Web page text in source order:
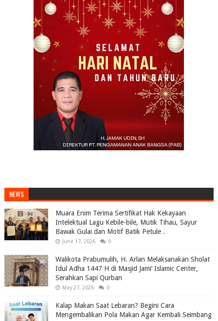
NEWS
Muara Enim Terima Sertifikat Hak Kekayaan
Intelektual Lagu Kebile-bile, Mutik Tihau, Sayur
Bawak Gulai dan Motif Batik Petule .
June 17, 2026 0
Walikota Prabumulih, H. Arlan Melaksanakan Sholat
Idul Adha 1447 H di Masjid Jami’ Islamic Center,
Serahkan Sapi Qurban
May 27, 2026 0
Kalap Makan Saat Lebaran? Begini Cara
Mengembalikan Pola Makan Agar Kembali Seimbang